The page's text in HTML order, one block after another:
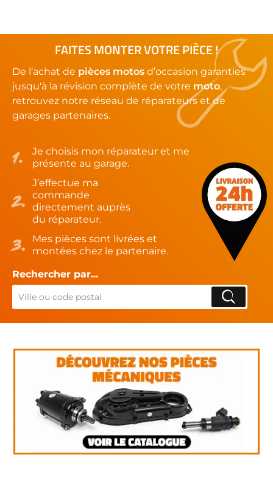
FAITES MONTER VOTRE PIÈCE !
De l’achat de pièces motos d’occasion garanties
jusqu'à la révision complète de votre moto,
retrouvez notre réseau de réparateurs et de
garages partenaires.
Je choisis mon réparateur et me
présente au garage.
J’effectue ma
commande
directement auprès
du réparateur.
Mes pièces sont livrées et
montées chez le partenaire.
Rechercher par...